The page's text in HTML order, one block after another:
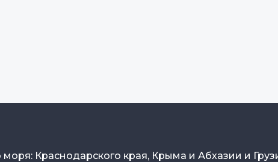
Краснодарского края, Крыма и Абхазии и